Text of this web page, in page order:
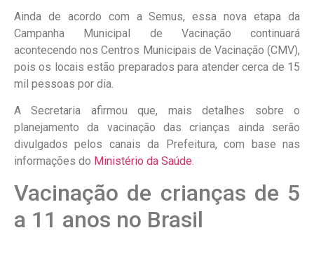
Ainda de acordo com a Semus, essa nova etapa da
Campanha Municipal de Vacinação continuará
acontecendo nos Centros Municipais de Vacinação (CMV),
pois os locais estão preparados para atender cerca de 15
mil pessoas por dia.
A Secretaria afirmou que, mais detalhes sobre o
planejamento da vacinação das crianças ainda serão
divulgados pelos canais da Prefeitura, com base nas
informações do Ministério da Saúde.
Vacinação de crianças de 5
a 11 anos no Brasil